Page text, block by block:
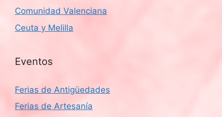
Comunidad Valenciana
Ceuta y Melilla
Eventos
Ferias de Antigüedades
Ferias de Artesanía